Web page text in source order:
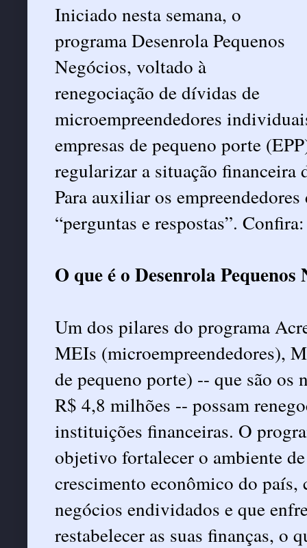
Iniciado nesta semana, o
programa Desenrola Pequenos
Negócios, voltado à
renegociação de dívidas de
microempreendedores
empresas de pequeno porte
regularizar a situação financeira
Para auxiliar os
“perguntas e respostas”. Confira:
O que é o Desenrola Pequenos
Um dos pilares do programa
MEIs (microempreendedores),
de pequeno porte) -- que são os
R$ 4,8 milhões -- possam
instituições financeiras. O
objetivo fortalecer o ambiente
crescimento econômico do
negócios endividados e que
restabelecer as suas finanças, o